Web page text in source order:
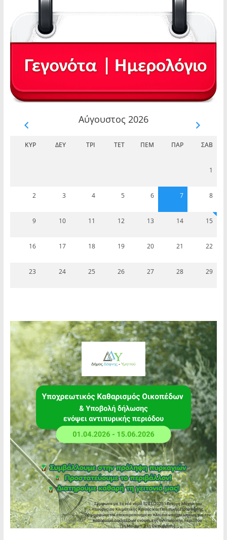
Αύγουστος 2026
ΚΥΡ ΔΕΥ ΤΡΊ ΤΕΤ ΠΈΜ ΠΑΡ ΣΆΒ
1
2 3 4 5 6 7 8
9 10 11 12 13 14 15
16 17 18 19 20 21 22
23 24 25 26 27 28 29